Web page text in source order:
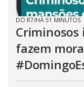
DO R7/HÁ 51 MINUTOS
Criminosos
fazem